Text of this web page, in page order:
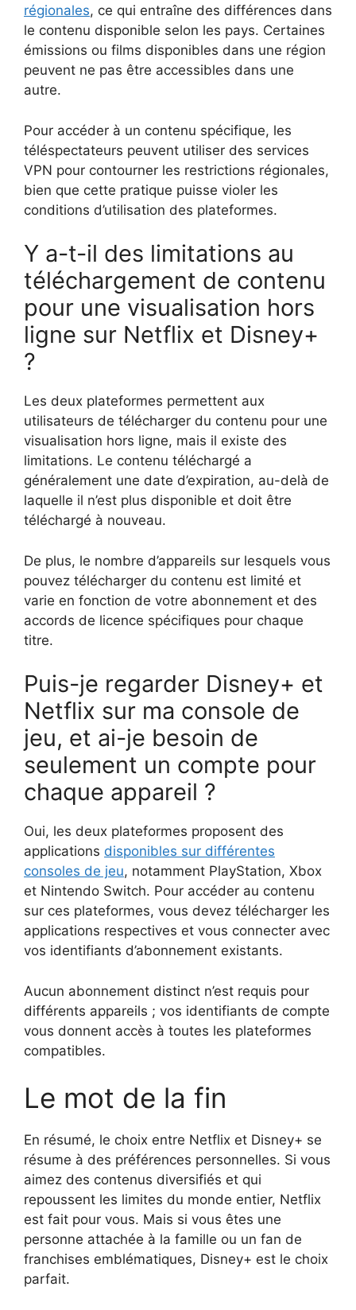
régionales, ce qui entraîne des différences dans
le contenu disponible selon les pays. Certaines
émissions ou films disponibles dans une région
peuvent ne pas être accessibles dans une
autre.
Pour accéder à un contenu spécifique, les
téléspectateurs peuvent utiliser des services
VPN pour contourner les restrictions régionales,
bien que cette pratique puisse violer les
conditions d’utilisation des plateformes.
Y a-t-il des limitations au
téléchargement de contenu
pour une visualisation hors
ligne sur Netflix et Disney+
?
Les deux plateformes permettent aux
utilisateurs de télécharger du contenu pour une
visualisation hors ligne, mais il existe des
limitations. Le contenu téléchargé a
généralement une date d’expiration, au-delà de
laquelle il n’est plus disponible et doit être
téléchargé à nouveau.
De plus, le nombre d’appareils sur lesquels vous
pouvez télécharger du contenu est limité et
varie en fonction de votre abonnement et des
accords de licence spécifiques pour chaque
titre.
Puis-je regarder Disney+ et
Netflix sur ma console de
jeu, et ai-je besoin de
seulement un compte pour
chaque appareil ?
Oui, les deux plateformes proposent des
applications disponibles sur différentes
consoles de jeu, notamment PlayStation, Xbox
et Nintendo Switch. Pour accéder au contenu
sur ces plateformes, vous devez télécharger les
applications respectives et vous connecter avec
vos identifiants d’abonnement existants.
Aucun abonnement distinct n’est requis pour
différents appareils ; vos identifiants de compte
vous donnent accès à toutes les plateformes
compatibles.
Le mot de la fin
En résumé, le choix entre Netflix et Disney+ se
résume à des préférences personnelles. Si vous
aimez des contenus diversifiés et qui
repoussent les limites du monde entier, Netflix
est fait pour vous. Mais si vous êtes une
personne attachée à la famille ou un fan de
franchises emblématiques, Disney+ est le choix
parfait.